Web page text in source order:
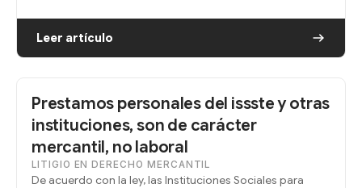
Leer artículo
Prestamos personales del issste y otras
instituciones, son de carácter
mercantil, no laboral
LITIGIO EN DERECHO MERCANTIL
De acuerdo con la ley, las Instituciones Sociales para